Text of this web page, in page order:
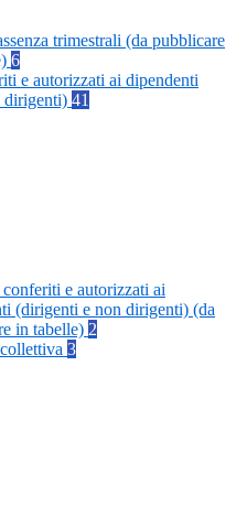
trimestrali (da pubblicare
6
e autorizzati ai dipendenti
dirigenti) 41
e autorizzati ai
(dirigenti e non dirigenti) (da
in tabelle) 2
3